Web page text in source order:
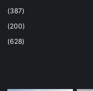
(387)
(200)
(628)